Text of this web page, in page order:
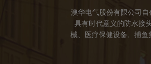
澳华电气股份有限公司
具有时代意义的防水接
械、医疗保健设备、捕鱼
于世界，让线缆更可靠